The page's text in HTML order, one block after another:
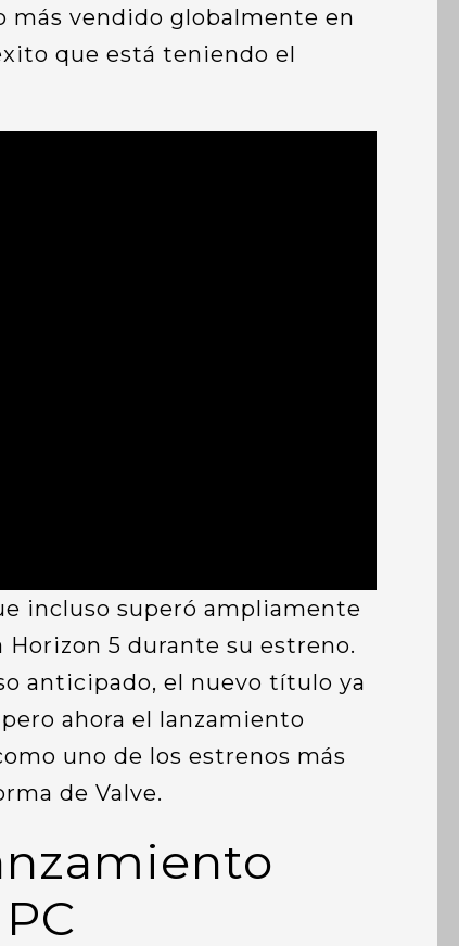
más vendido globalmente en
que está teniendo el
incluso superó ampliamente
5 durante su estreno.
anticipado, el nuevo título ya
ahora el lanzamiento
uno de los estrenos más
de Valve.